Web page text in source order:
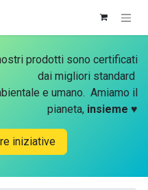
prodotti sono certificati
dai migliori standard
e umano. Amiamo il
pianeta, insieme ♥
iniziative